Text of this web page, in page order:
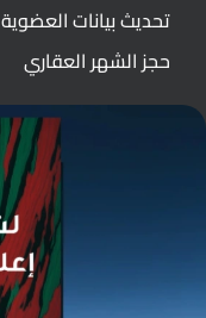
تحديث بيانات العضوية
حجز الشهر العقاري